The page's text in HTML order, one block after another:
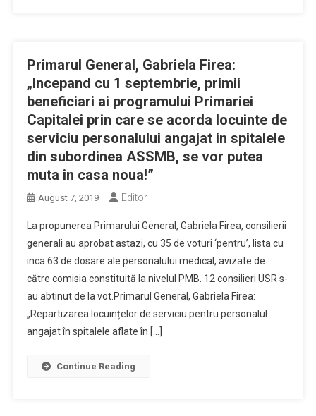
Primarul General, Gabriela Firea:
„Incepand cu 1 septembrie, primii
beneficiari ai programului Primariei
Capitalei prin care se acorda locuinte de
serviciu personalului angajat in spitalele
din subordinea ASSMB, se vor putea
muta in casa noua!”
August 7, 2019 Editor
La propunerea Primarului General, Gabriela Firea, consilierii
generali au aprobat astazi, cu 35 de voturi ‘pentru’, lista cu
inca 63 de dosare ale personalului medical, avizate de
către comisia constituită la nivelul PMB. 12 consilieri USR s-
au abtinut de la vot.Primarul General, Gabriela Firea:
„Repartizarea locuințelor de serviciu pentru personalul
angajat în spitalele aflate în […]
Continue Reading